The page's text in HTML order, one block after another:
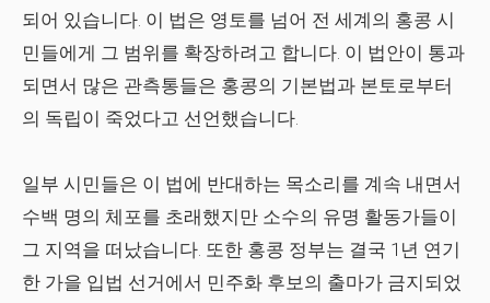
되어 있습니다. 이 법은 영토를 넘어 전 세계의 홍콩 시
민들에게 그 범위를 확장하려고 합니다. 이 법안이 통과
되면서 많은 관측통들은 홍콩의 기본법과 본토로부터
의 독립이 죽었다고 선언했습니다.
일부 시민들은 이 법에 반대하는 목소리를 계속 내면서
수백 명의 체포를 초래했지만 소수의 유명 활동가들이
그 지역을 떠났습니다. 또한 홍콩 정부는 결국 1년 연기
한 가을 입법 선거에서 민주화 후보의 출마가 금지되었